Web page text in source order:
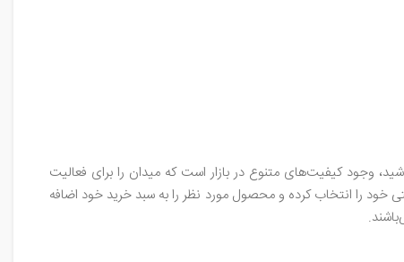
وجود کیفیت‌های متنوع در بازار است که میدان را برای فعالیت
خود را انتخاب کرده و محصول مورد نظر را به سبد خرید خود اضافه